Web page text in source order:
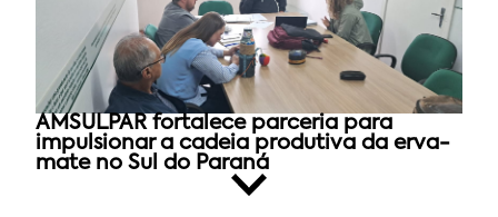
AMSULPAR fortalece parceria para
impulsionar a cadeia produtiva da erva-
mate no Sul do Paraná